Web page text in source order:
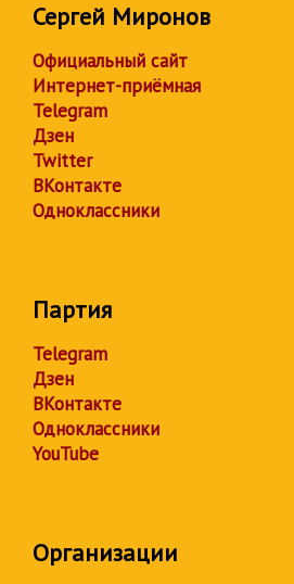
Сергей Миронов
Официальный сайт
Интернет-приёмная
Telegram
Дзен
Twitter
ВКонтакте
Одноклассники
Партия
Telegram
Дзен
ВКонтакте
Одноклассники
YouTube
Организации